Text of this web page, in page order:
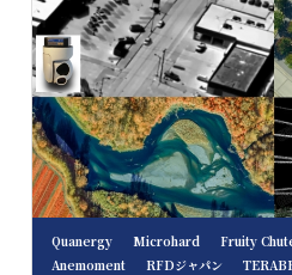
Quanergy Microhard Fruity
Anemoment
RFDジャパン